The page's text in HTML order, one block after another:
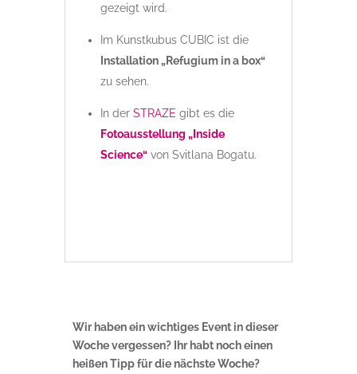
gezeigt wird.
Im Kunstkubus CUBIC ist die
Installation „Refugium in a box“
zu sehen.
In der STRAZE gibt es die
Fotoausstellung „Inside
Science“von Svitlana Bogatu.
Wir haben ein wichtiges Event in dieser
Woche vergessen? Ihr habt noch einen
heißen Tipp für die nächste Woche?